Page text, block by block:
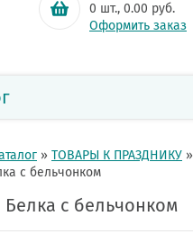
0 шт., 0.00 руб.
Оформить заказ
» ТОВАРЫ К ПРАЗДНИКУ »
с бельчонком
Белка с бельчонком